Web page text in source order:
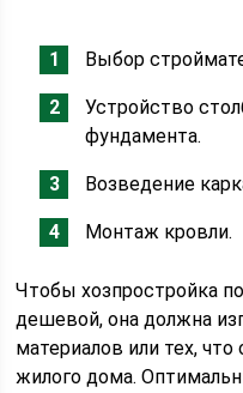
Выбор
Устройство
фундамента.
Возведение
Монтаж кровли.
Чтобы хозпростройка
дешевой, она должна
материалов или тех,
жилого дома.